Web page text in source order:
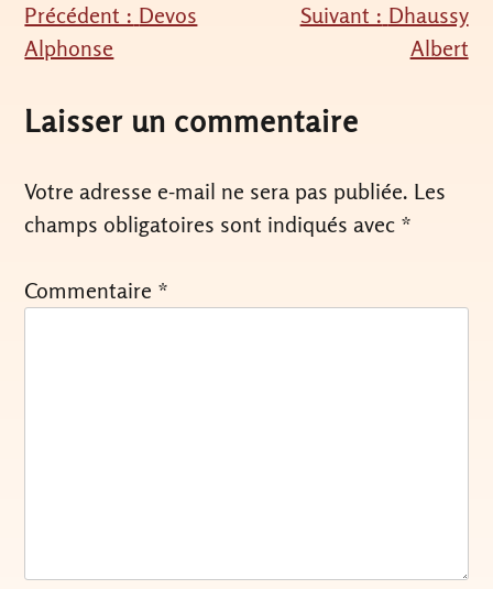
Navigation
de
l’article
Précédent : Devos
Alphonse
Suivant : Dhaussy
Albert
Laisser un commentaire
Votre adresse e-mail ne sera pas publiée. Les
champs obligatoires sont indiqués avec *
Commentaire *